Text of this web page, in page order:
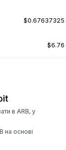
$0.67637325
$6.76
в ARB, у
на основі